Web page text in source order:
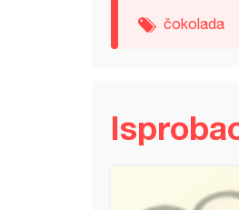
čokolada